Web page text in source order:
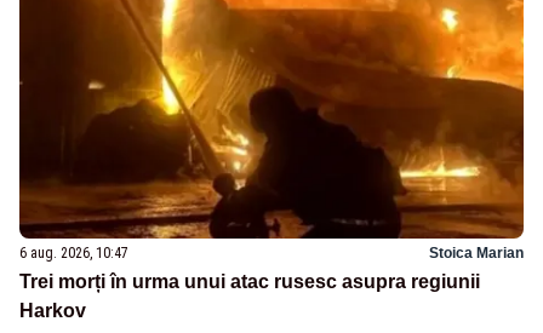
6 aug. 2026, 10:47 Stoica Marian
Trei morți în urma unui atac rusesc asupra regiunii
Harkov